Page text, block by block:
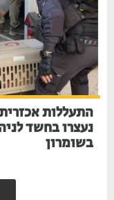
התעללות
נעצרו בחשד
בשומרון